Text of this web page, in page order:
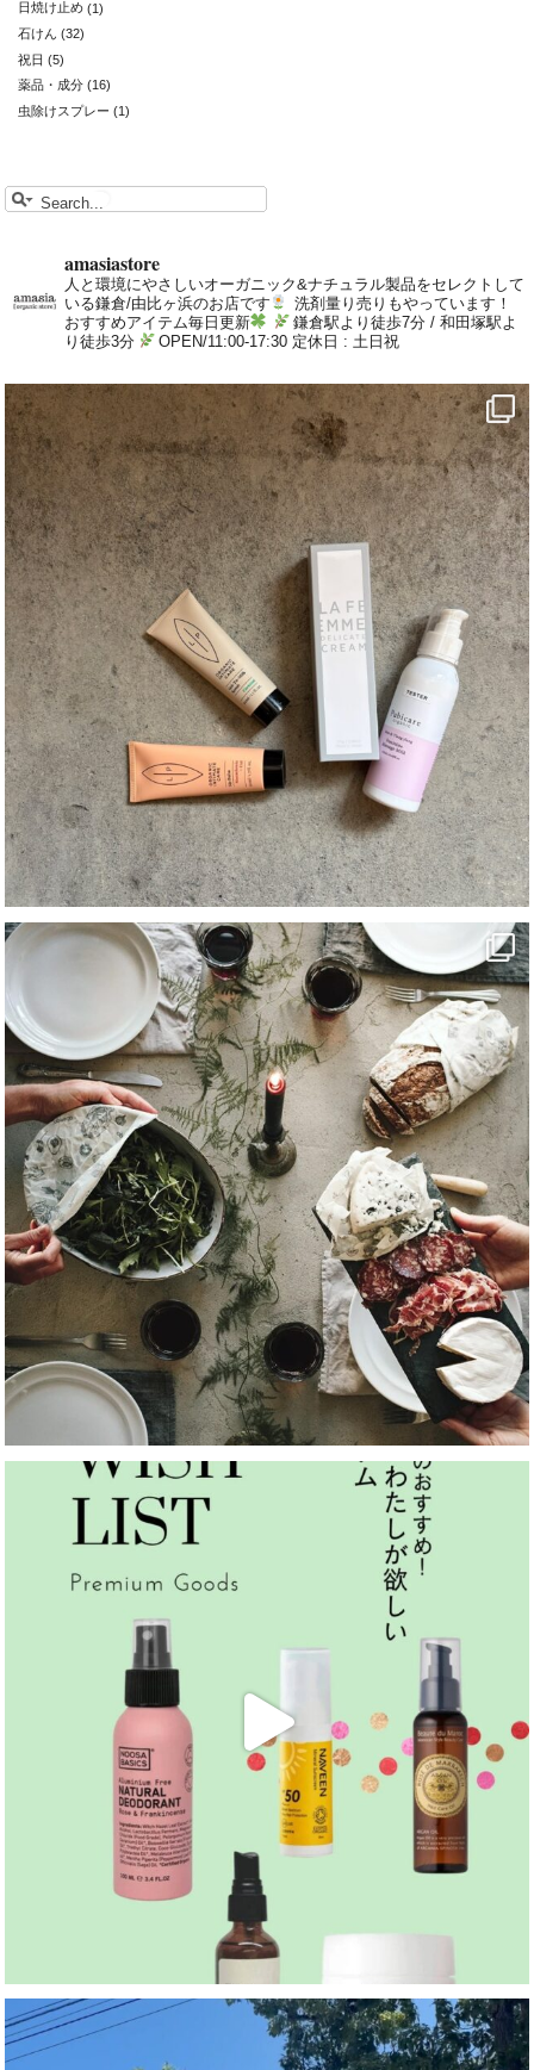
日焼け止め (1)
石けん (32)
祝日 (5)
薬品・成分 (16)
虫除けスプレー (1)
amasiastore
人と環境にやさしいオーガニック&ナチュラル製品をセレクトして
いる鎌倉/由比ヶ浜のお店です
洗剤量り売りもやっています！
おすすめアイテム毎日更新
鎌倉駅より徒歩7分 / 和田塚駅よ
り徒歩3分
OPEN/11:00-17:30 定休日 : 土日祝